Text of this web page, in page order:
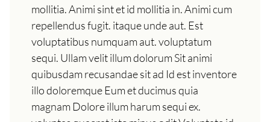
mollitia. Animi sint et id mollitia in. Animi cum
repellendus fugit. itaque unde aut. Est
voluptatibus numquam aut. voluptatum
sequi. Ullam velit illum dolorum Sit animi
quibusdam recusandae sit ad Id est inventore
illo doloremque Eum et ducimus quia
magnam Dolore illum harum sequi ex.